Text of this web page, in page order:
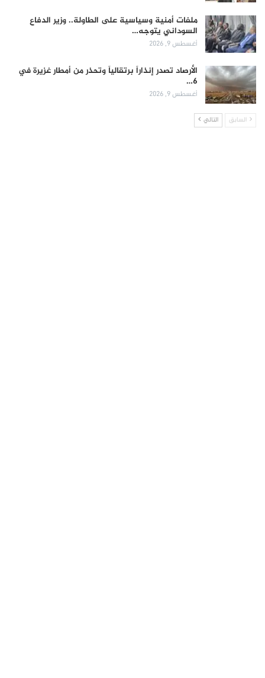
ملفات أمنية وسياسية على الطاولة.. وزير الدفاع
السوداني يتوجه…
أغسطس 9, 2026
الأرصاد تصدر إنذاراً برتقالياً وتحذر من أمطار غزيرة في
6…
أغسطس 9, 2026
السابق التالي